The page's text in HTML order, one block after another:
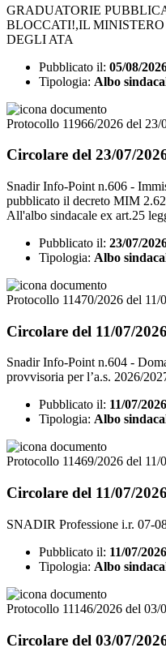
GRADUATORIE
BLOCCATI!,IL
DEGLI ATA
Pubblicato il: 05/08/
Tipologia: Albo
Protocollo 11966/2026 del 23/
Circolare del 23/07/
Snadir Info-Point n.606 -
pubblicato il decreto MIM
All'albo sindacale ex art.25
Pubblicato il: 23/07/
Tipologia: Albo
Protocollo 11470/2026 del 11/
Circolare del 11/07/2026
Snadir Info-Point n.604 -
provvisoria per l’a.s. 2026/
Pubblicato il: 11/07/2026
Tipologia: Albo
Protocollo 11469/2026 del 11/
Circolare del 11/07/2026
SNADIR Professione i.r. 07-
Pubblicato il: 11/07/2026
Tipologia: Albo
Protocollo 11146/2026 del 03/
Circolare del 03/07/